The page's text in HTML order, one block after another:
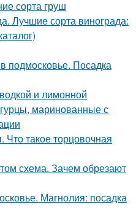
сорта груш
Лучшие сорта винограда:
подмосковье. Посадка
и лимонной
маринованные с
такое торцовочная
схема. Зачем обрезают
Магнолия: посадка